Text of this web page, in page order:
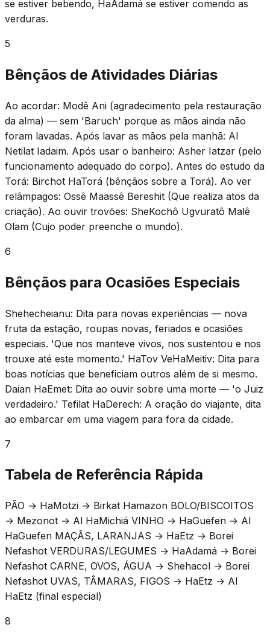
se estiver bebendo, HaAdamá se estiver comendo as
verduras.
5
Bênçãos de Atividades Diárias
Ao acordar: Modê Ani (agradecimento pela restauração
da alma) — sem 'Baruch' porque as mãos ainda não
foram lavadas. Após lavar as mãos pela manhã: Al
Netilat Iadaim. Após usar o banheiro: Asher Iatzar (pelo
funcionamento adequado do corpo). Antes do estudo da
Torá: Birchot HaTorá (bênçãos sobre a Torá). Ao ver
relâmpagos: Ossê Maassê Bereshit (Que realiza atos da
criação). Ao ouvir trovões: SheKochô Ugvuratô Malê
Olam (Cujo poder preenche o mundo).
6
Bênçãos para Ocasiões Especiais
Shehecheianu: Dita para novas experiências — nova
fruta da estação, roupas novas, feriados e ocasiões
especiais. 'Que nos manteve vivos, nos sustentou e nos
trouxe até este momento.' HaTov VeHaMeitiv: Dita para
boas notícias que beneficiam outros além de si mesmo.
Daian HaEmet: Dita ao ouvir sobre uma morte — 'o Juiz
verdadeiro.' Tefilat HaDerech: A oração do viajante, dita
ao embarcar em uma viagem para fora da cidade.
7
Tabela de Referência Rápida
PÃO → HaMotzi → Birkat Hamazon BOLO/BISCOITOS
→ Mezonot → Al HaMichiá VINHO → HaGuefen → Al
HaGuefen MAÇÃS, LARANJAS → HaEtz → Borei
Nefashot VERDURAS/LEGUMES → HaAdamá → Borei
Nefashot CARNE, OVOS, ÁGUA → Shehacol → Borei
Nefashot UVAS, TÂMARAS, FIGOS → HaEtz → Al
HaEtz (final especial)
8